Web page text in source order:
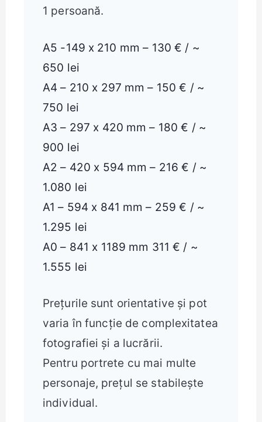
1 persoană.
A5 -149 x 210 mm – 130 € / ~
650 lei
A4 – 210 x 297 mm – 150 € / ~
750 lei
A3 – 297 x 420 mm – 180 € / ~
900 lei
A2 – 420 x 594 mm – 216 € / ~
1.080 lei
A1 – 594 x 841 mm – 259 € / ~
1.295 lei
A0 – 841 x 1189 mm 311 € / ~
1.555 lei
Prețurile sunt orientative și pot
varia în funcție de complexitatea
fotografiei și a lucrării.
Pentru portrete cu mai multe
personaje, prețul se stabilește
individual.